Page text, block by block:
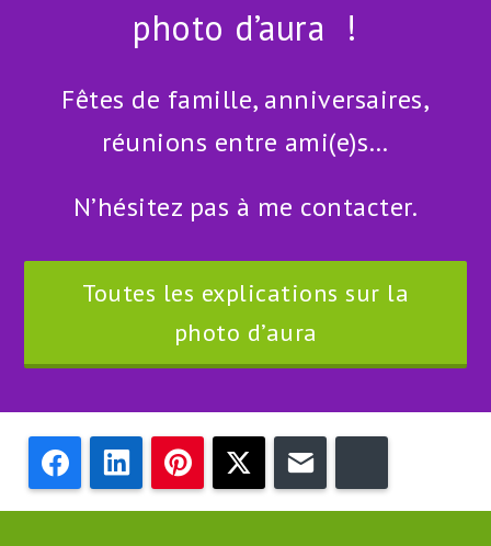
photo d’aura !
Fêtes de famille, anniversaires,
réunions entre ami(e)s…
N’hésitez pas à me contacter.
Toutes les explications sur la
photo d’aura
FacebookLinkedIn PinterestTwitter